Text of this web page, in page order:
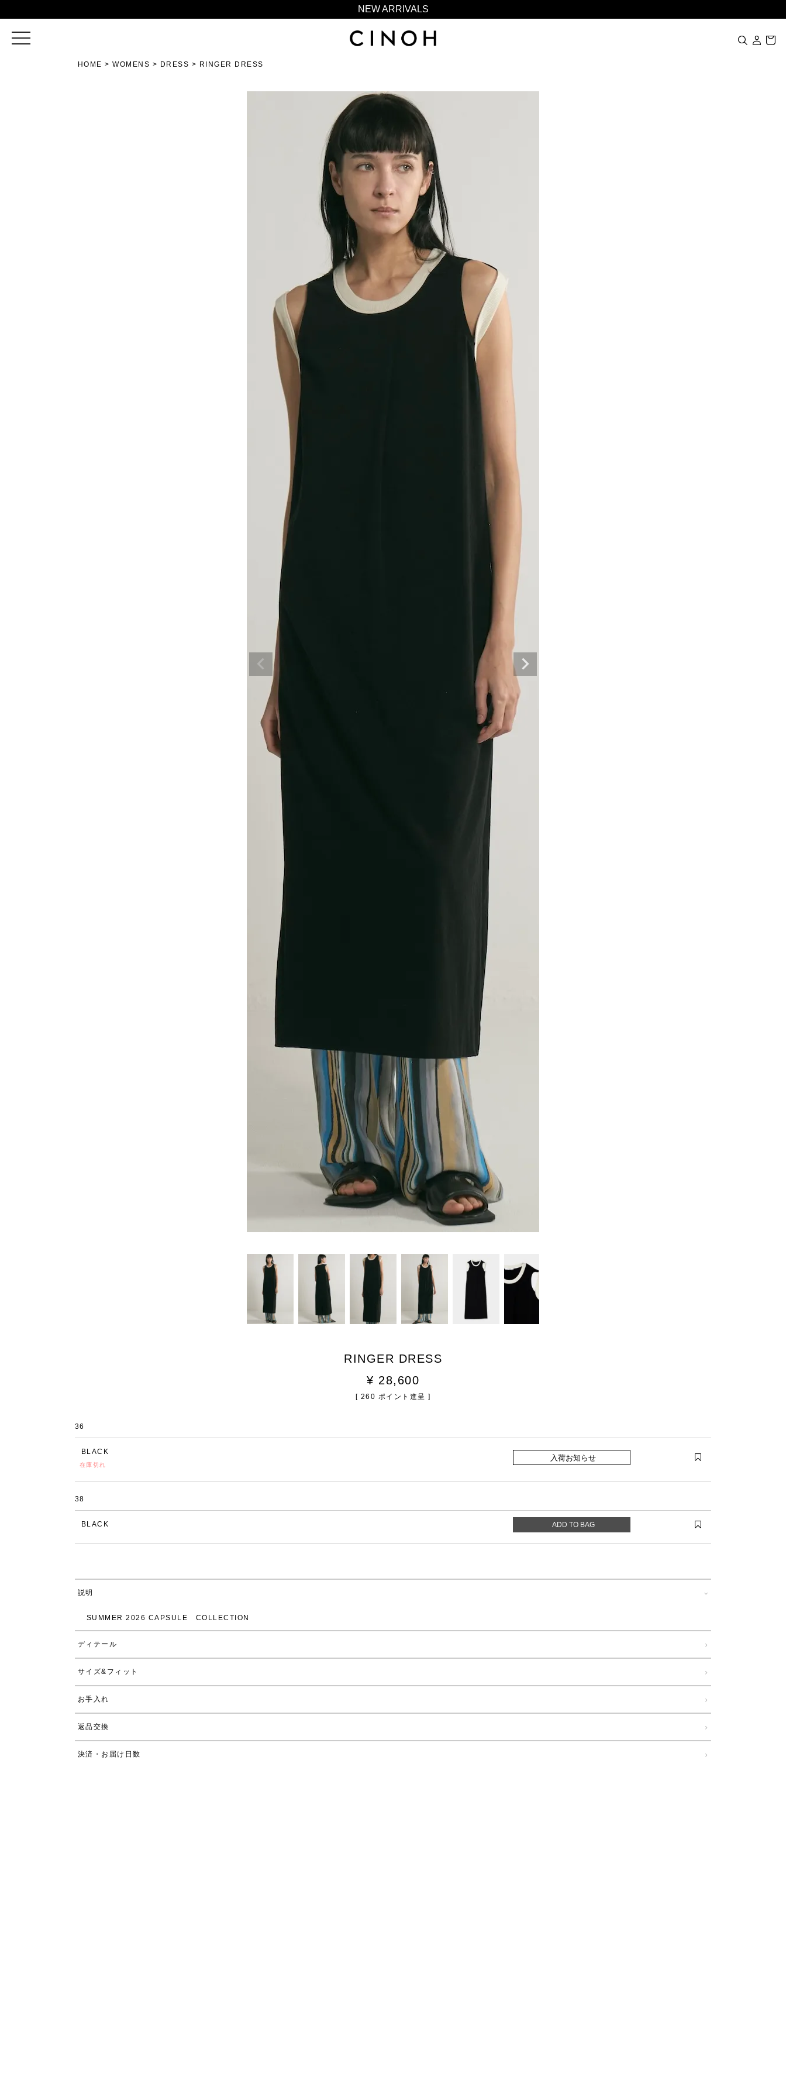
NEW ARRIVALS
ニュースレター登録で¥1,000クーポン進呈
新規会員登録500ポイントプレゼント
ニュースレター登録で¥1,000クーポン進呈
toggle
HOME WOMENS DRESS RINGER DRESS
RINGER DRESS
¥ 28,600
[ 260 ポイント進呈 ]
36
BLACK
在庫切れ
38
BLACK
説明
SUMMER 2026 CAPSULE COLLECTION
ディテール
サイズ&フィット
お手入れ
返品交換
決済・お届け日数